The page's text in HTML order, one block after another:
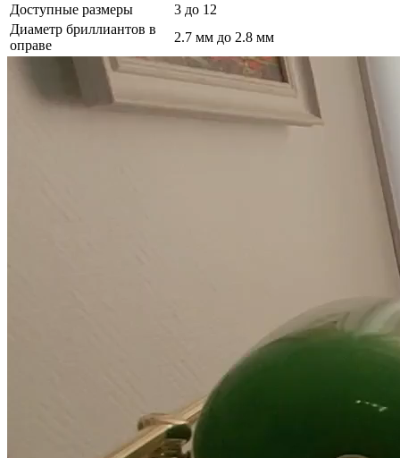
Доступные размеры
3 до 12
Диаметр бриллиантов в
оправе
2.7 мм до 2.8 мм